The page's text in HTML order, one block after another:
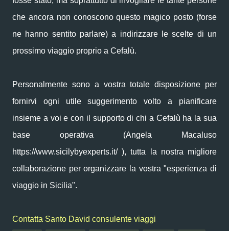
che ancora non conoscono questo magico posto (forse
ne hanno sentito parlare) a indirizzare le scelte di un
prossimo viaggio proprio a Cefalù.
Personalmente sono a vostra totale disposizione per
fornirvi ogni utile suggerimento volto a pianificare
insieme a voi e con il supporto di chi a Cefalù ha la sua
base operativa (Angela Macaluso
https://www.sicilybyexperts.it/ ), tutta la nostra migliore
collaborazione per organizzare la vostra "esperienza di
viaggio in Sicilia".
Contatta Santo David consulente viaggi